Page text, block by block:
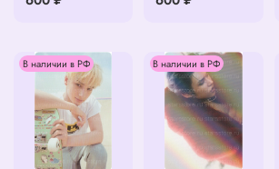
В наличии в РФ В наличии в РФ